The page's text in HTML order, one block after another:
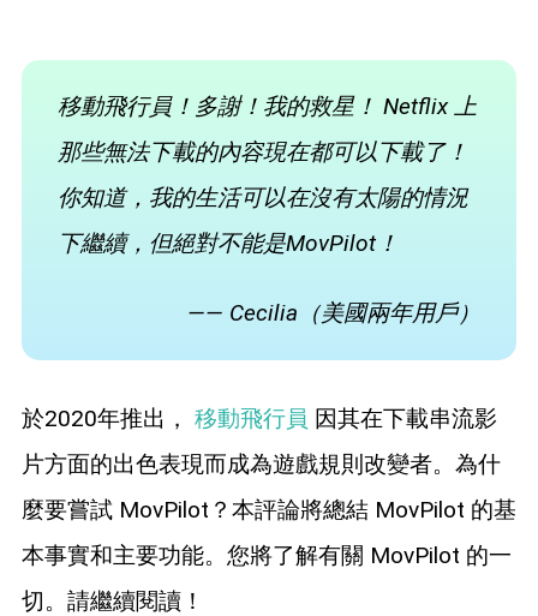
DVD複製
藍光拷貝
移動飛行員！多謝！我的救星！ Netflix 上
那些無法下載的內容現在都可以下載了！
你知道，我的生活可以在沒有太陽的情況
下繼續，但絕對不能是MovPilot！
—— Cecilia（美國兩年用戶）
於2020年推出， 移動飛行員 因其在下載串流影
片方面的出色表現而成為遊戲規則改變者。為什
麼要嘗試 MovPilot？本評論將總結 MovPilot 的基
本事實和主要功能。您將了解有關 MovPilot 的一
切。請繼續閱讀！